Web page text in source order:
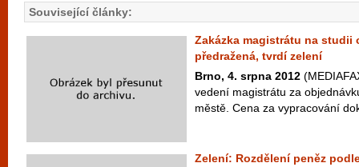
Související články:
Zakázka magistrátu na studii
předražená, tvrdí zelení
Brno, 4. srpna 2012
vedení magistrátu za
městě. Cena za vypracování
Zelení: Rozdělení peněz